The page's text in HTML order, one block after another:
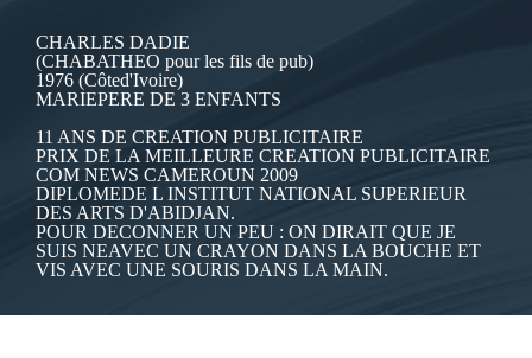
CHARLES DADIE
(CHABATHEO pour les fils de pub)
1976 (Côted'Ivoire)
MARIEPERE DE 3 ENFANTS
11 ANS DE CREATION PUBLICITAIRE
PRIX DE LA MEILLEURE CREATION PUBLICITAIRE
COM NEWS CAMEROUN 2009
DIPLOMEDE L INSTITUT NATIONAL SUPERIEUR
DES ARTS D'ABIDJAN.
POUR DECONNER UN PEU : ON DIRAIT QUE JE
SUIS NEAVEC UN CRAYON DANS LA BOUCHE ET
VIS AVEC UNE SOURIS DANS LA MAIN.